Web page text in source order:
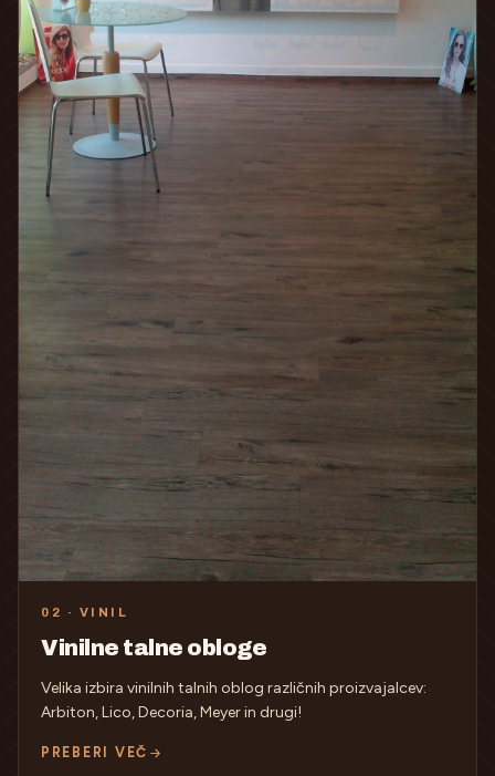
02 · VINIL
Vinilne talne obloge
Velika izbira vinilnih talnih oblog različnih proizvajalcev:
Arbiton, Lico, Decoria, Meyer in drugi!
PREBERI VEČ